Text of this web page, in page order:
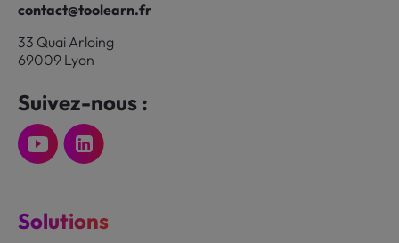
contact@toolearn.fr
33 Quai Arloing
69009 Lyon
Suivez-nous :
Solutions